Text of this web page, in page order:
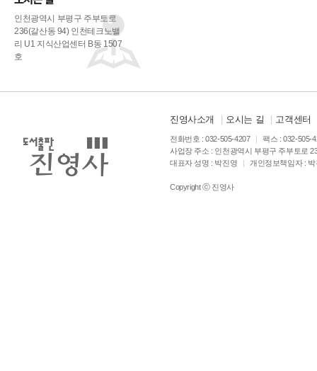
인천광역시 부평구 주부토로
236(갈산동 94) 인천테크노밸
리 U1 지식산업센터 B동 1507
호
진영사소개 오시는 길 고객센터
전화번호 : 032-505-4207 |
팩스 : 032-505-
사업장 주소 : 인천광역시 부평구 주부토로
대표자 성명 : 박진영
| 개인정보책임자 :
Copyright ⓒ 진영사